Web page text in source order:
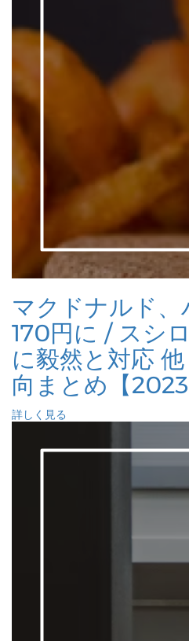
マクドナルド
170円に / スシ
に毅然と対応
向まとめ【2023
詳しく見る